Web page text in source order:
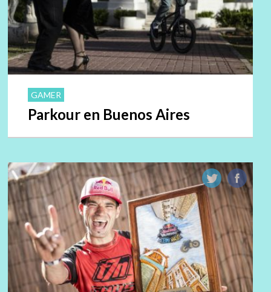
GAMER
Parkour en Buenos Aires